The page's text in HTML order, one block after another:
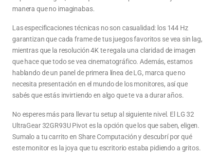
manera que no imaginabas.
Las especificaciones técnicas no son casualidad: los 144 Hz
garantizan que cada frame de tus juegos favoritos se vea sin lag,
mientras que la resolución 4K te regala una claridad de imagen
que hace que todo se vea cinematográfico. Además, estamos
hablando de un panel de primera línea de LG, marca que no
necesita presentación en el mundo de los monitores, así que
sabés que estás invirtiendo en algo que te va a durar años.
No esperes más para llevar tu setup al siguiente nivel. El LG 32
UltraGear 32GR93U Pivot es la opción que los que saben, eligen.
Sumalo a tu carrito en Share Computación y descubrí por qué
este monitor es la joya que tu escritorio estaba pidiendo a gritos.